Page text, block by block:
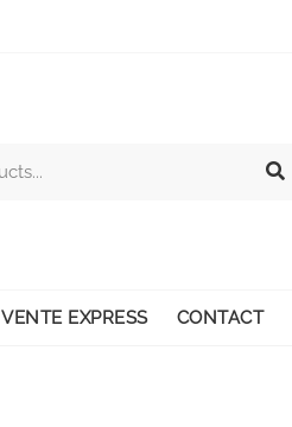
VENTE EXPRESS CONTACT